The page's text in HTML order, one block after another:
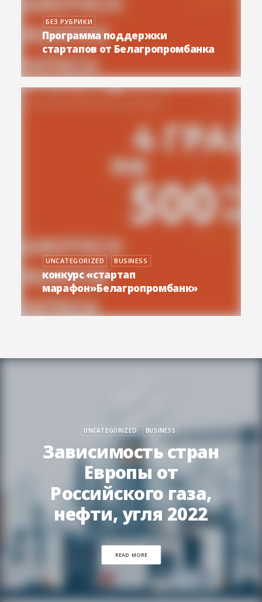
БЕЗ РУБРИКИ
Программа поддержки
стартапов от Белагропромбанка
UNCATEGORIZED BUSINESS
конкурс «стартап
марафон»Белагропромбанк»
UNCATEGORIZED BUSINESS
Зависимость стран
Европы от
Российского газа,
нефти, угля 2022
READ MORE